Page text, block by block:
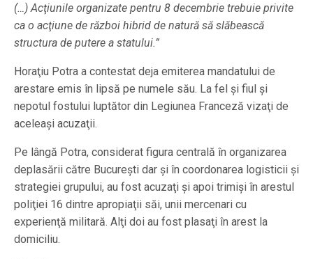
(…) Acţiunile organizate pentru 8 decembrie trebuie privite
ca o acţiune de război hibrid de natură să slăbească
structura de putere a statului.”
Horaţiu Potra a contestat deja emiterea mandatului de
arestare emis în lipsă pe numele său. La fel şi fiul şi
nepotul fostului luptător din Legiunea Franceză vizaţi de
aceleaşi acuzaţii.
Pe lângă Potra, considerat figura centrală în organizarea
deplasării către Bucureşti dar şi în coordonarea logisticii şi
strategiei grupului, au fost acuzaţi şi apoi trimişi în arestul
poliţiei 16 dintre apropiaţii săi, unii mercenari cu
experienţă militară. Alţi doi au fost plasaţi în arest la
domiciliu.